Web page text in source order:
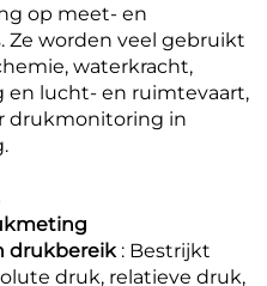
op meet- en
Ze worden veel gebruikt
waterkracht,
lucht- en ruimtevaart,
drukmonitoring in
drukbereik : Bestrijkt
druk, relatieve druk,